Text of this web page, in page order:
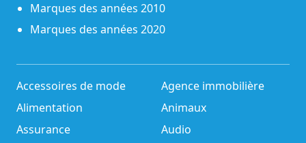
Marques des années 2010
Marques des années 2020
Accessoires de mode
Agence immobilière
Alimentation
Animaux
Assurance
Audio